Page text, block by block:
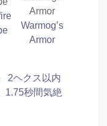
Warmog’s
Armor
2ヘクス以内
1.75秒間気絶